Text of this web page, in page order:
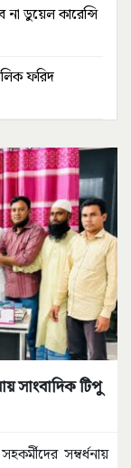
না ডুয়েল কারেন্সি
ফরিদ
সাংবাদিক টিপু
সম্বর্ধনায়